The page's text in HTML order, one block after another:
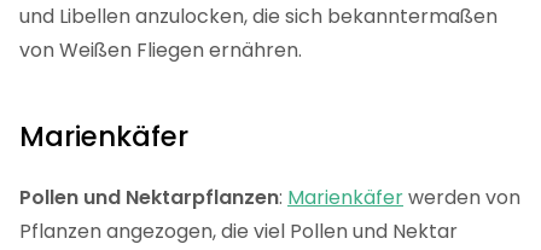
und Libellen anzulocken, die sich bekanntermaßen
von Weißen Fliegen ernähren.
Marienkäfer
Pollen und Nektarpflanzen: Marienkäferwerden von
Pflanzen angezogen, die viel Pollen und Nektar